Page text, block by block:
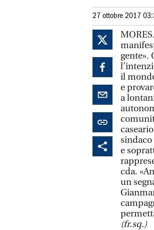
27 ottobre 2017
gente».
il
e
a
e
cda.
un
(fr.sq.)